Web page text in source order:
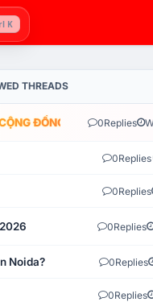
K
THREADS
ĐỒNG VLIKE.VN: HỆ
0Replies
0Replies
0Replies
0Replies
Noida? 0Replies
0Replies